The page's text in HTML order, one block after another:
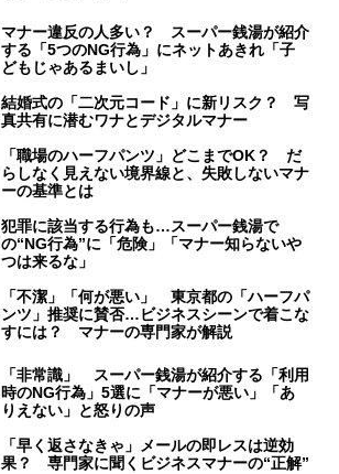
マナー違反の人多い？ スーパー銭湯が紹介
する「5つのNG行為」にネットあきれ「子
どもじゃあるまいし」
結婚式の「二次元コード」に新リスク？ 写
真共有に潜むワナとデジタルマナー
「職場のハーフパンツ」どこまでOK？ だ
らしなく見えない境界線と、失敗しないマナ
ーの基準とは
犯罪に該当する行為も…スーパー銭湯で
の“NG行為”に「危険」「マナー知らないや
つは来るな」
「不潔」「何が悪い」 東京都の「ハーフパ
ンツ」推奨に賛否…ビジネスシーンで着こな
すには？ マナーの専門家が解説
「非常識」 スーパー銭湯が紹介する「利用
時のNG行為」5選に「マナーが悪い」「あ
りえない」と怒りの声
「早く返さなきゃ」メールの即レスは逆効
果？ 専門家に聞くビジネスマナーの“正解”